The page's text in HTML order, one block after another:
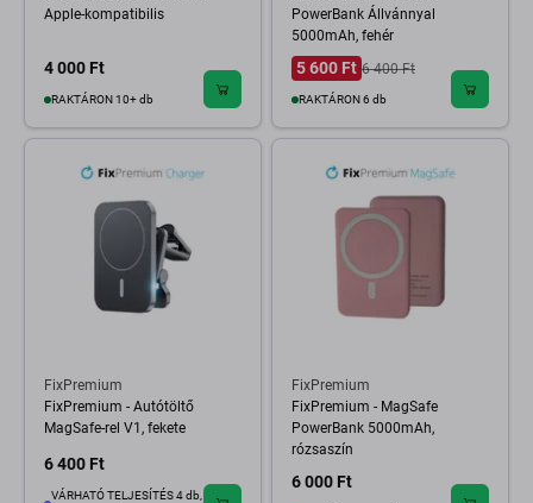
Apple-kompatibilis
4 000 Ft
RAKTÁRON 10+ db
PowerBank Állvánnyal
5000mAh, fehér
5 600 Ft 6 400 Ft
RAKTÁRON 6 db
FixPremium
FixPremium - Autótöltő
MagSafe-rel V1, fekete
6 400 Ft
VÁRHATÓ TELJESÍTÉS 4 db,
FixPremium
FixPremium - MagSafe
PowerBank 5000mAh,
rózsaszín
6 000 Ft